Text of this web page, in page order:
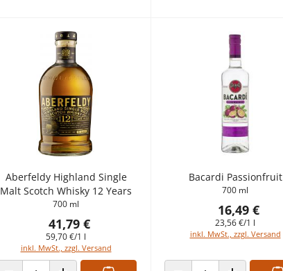
Aberfeldy Highland Single
Malt Scotch Whisky 12 Years
700 ml
41,79 €
59,70 €/1 l
inkl. MwSt., zzgl. Versand
Bacardi Passionfruit
700 ml
16,49 €
23,56 €/1 l
inkl. MwSt., zzgl. Versand